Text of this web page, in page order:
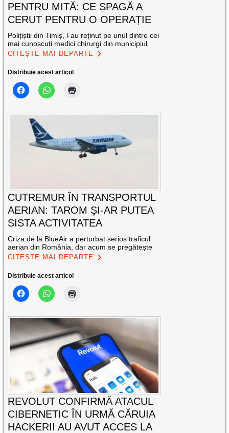
PENTRU MITĂ: CE ȘPAGĂ A
CERUT PENTRU O OPERAȚIE
Polițiștii din Timiș, l-au reținut pe unul dintre cei
mai cunoscuți medici chirurgi din municipiul
CITEȘTE MAI DEPARTE
Distribuie acest articol
CUTREMUR ÎN TRANSPORTUL
AERIAN: TAROM ȘI-AR PUTEA
SISTA ACTIVITATEA
Criza de la BlueAir a perturbat serios traficul
aerian din România, dar acum se pregătește
CITEȘTE MAI DEPARTE
Distribuie acest articol
REVOLUT CONFIRMĂ ATACUL
CIBERNETIC ÎN URMĂ CĂRUIA
HACKERII AU AVUT ACCES LA